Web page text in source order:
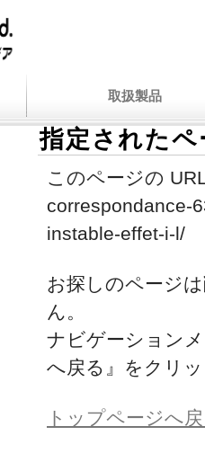
取扱製品
指定された
このページの
correspondance-
instable-effet-i-l/
お探しのページ
ん。
ナビゲーション
へ戻る』をクリ
トップページへ